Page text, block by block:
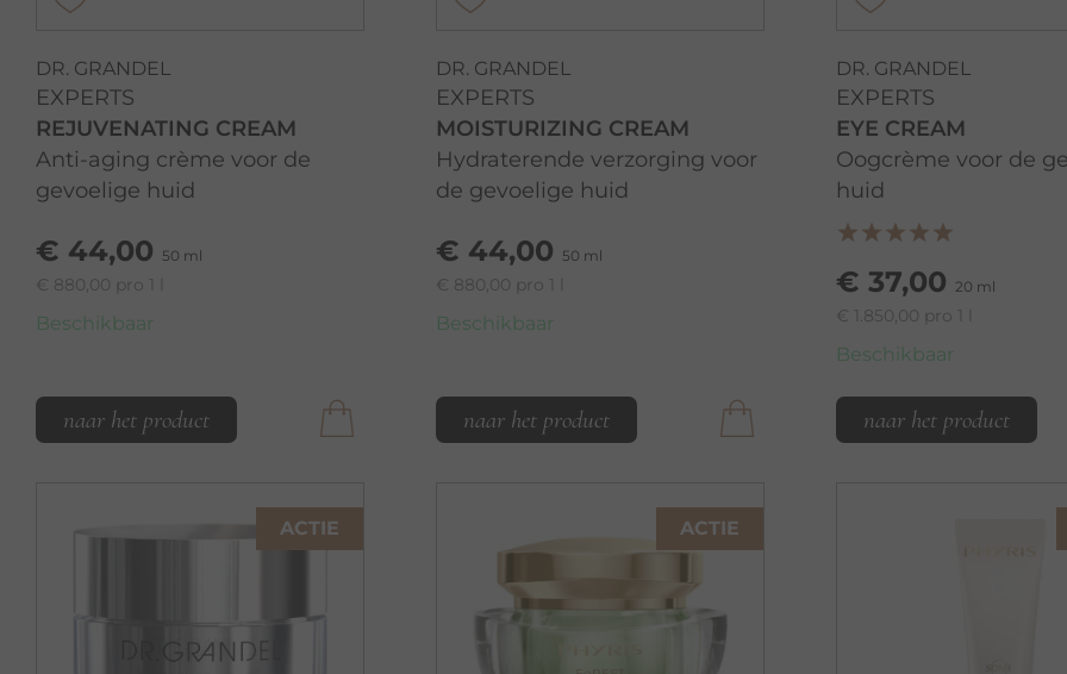
DR. GRANDEL
EXPERTS
REJUVENATING CREAM
Anti-aging crème voor de
gevoelige huid
€ 44,00 50 ml
€ 880,00 pro 1 l
Beschikbaar
naar het product
DR. GRANDEL
EXPERTS
MOISTURIZING CREAM
Hydraterende verzorging voor
de gevoelige huid
€ 44,00 50 ml
€ 880,00 pro 1 l
Beschikbaar
naar het product
DR. GRANDEL
EXPERTS
EYE CREAM
Oogcrème voor de
huid
€ 37,00 20 ml
€ 1.850,00 pro 1 l
Beschikbaar
naar het product
ACTIE ACTIE